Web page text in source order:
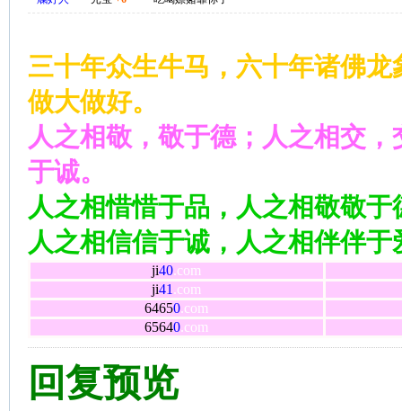
三十年众生牛马，六十年诸佛
做大做好。
人之相敬，敬于德；人之相交
于诚。
人之相惜惜于品，人之相敬敬
人之相信信于诚，人之相伴伴于
ji40.com
ji41 .com
64650.com
65640.com
回复预览